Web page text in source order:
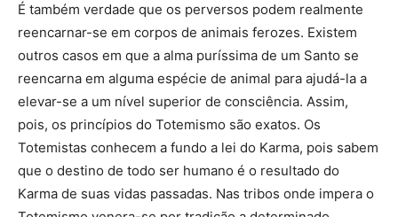
É também verdade que os perversos podem realmente
reencarnar-se em corpos de animais ferozes. Existem
outros casos em que a alma puríssima de um Santo se
reencarna em alguma espécie de animal para ajudá-la a
elevar-se a um nível superior de consciência. Assim,
pois, os princípios do Totemismo são exatos. Os
Totemistas conhecem a fundo a lei do Karma, pois sabem
que o destino de todo ser humano é o resultado do
Karma de suas vidas passadas. Nas tribos onde impera o